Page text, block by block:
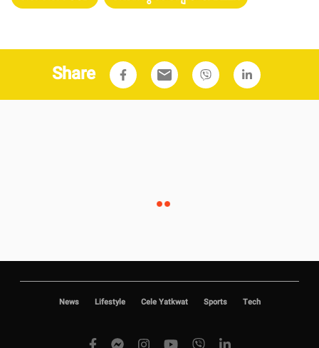
Share email
News Lifestyle Cele Yatkwat Sports Tech